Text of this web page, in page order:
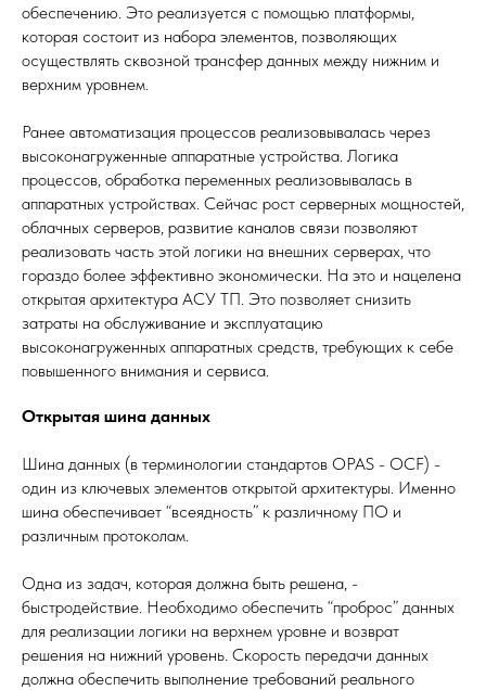
обеспечению. Это реализуется с помощью платформы,
которая состоит из набора элементов, позволяющих
осуществлять сквозной трансфер данных между нижним и
верхним уровнем.
Ранее автоматизация процессов реализовывалась через
высоконагруженные аппаратные устройства. Логика
процессов, обработка переменных реализовывалась в
аппаратных устройствах. Сейчас рост серверных мощностей,
облачных серверов, развитие каналов связи позволяют
реализовать часть этой логики на внешних серверах, что
гораздо более эффективно экономически. На это и нацелена
открытая архитектура АСУ ТП. Это позволяет снизить
затраты на обслуживание и эксплуатацию
высоконагруженных аппаратных средств, требующих к себе
повышенного внимания и сервиса.
Открытая шина данных
Шина данных (в терминологии стандартов OPAS - OCF) -
один из ключевых элементов открытой архитектуры. Именно
шина обеспечивает “всеядность” к различному ПО и
различным протоколам.
Одна из задач, которая должна быть решена, -
быстродействие. Необходимо обеспечить “проброс” данных
для реализации логики на верхнем уровне и возврат
решения на нижний уровень. Скорость передачи данных
должна обеспечить выполнение требований реального